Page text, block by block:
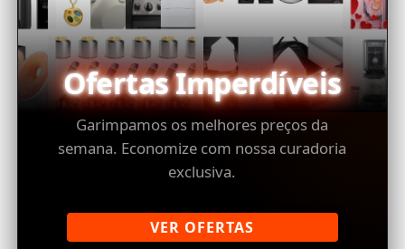
Ofertas Imperdíveis
Garimpamos os melhores preços da
semana. Economize com nossa curadoria
exclusiva.
VER OFERTAS